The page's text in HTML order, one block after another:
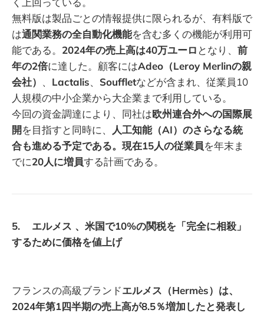
無料版は製品ごとの情報提供に限られるが、有料版で
は通関業務の全自動化機能を含む多くの機能が利用可
能である。 2024年の売上高は40万ユーロ となり、 前
年の2倍に達した。顧客にはAdeo（Leroy Merlinの親
会社） 、 Lactalis、 Souffletなどが含まれ、従業員10
人規模の中小企業から大企業まで利用している。
今回の資金調達により、同社は欧州連合外への国際展
開を目指すと同時に、
人工知能（AI）のさらなる統
合も進める予定である。現在15人の従業員を年末ま
でに20人に増員する計画である。
5. エルメス 、米国で10%の関税を「完全に相殺」
するために価格を値上げ
フランスの高級ブランドエルメス（Hermès）は、
2024年第1四半期の売上高が8.5％増加したと発表し